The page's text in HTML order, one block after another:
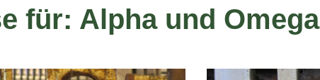
für: Alpha und Omega